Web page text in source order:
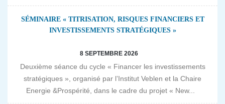
SÉMINAIRE « TITRISATION, RISQUES FINANCIERS ET
INVESTISSEMENTS STRATÉGIQUES »
8 SEPTEMBRE 2026
Deuxième séance du cycle « Financer les investissements
stratégiques », organisé par l’Institut Veblen et la Chaire
Energie &Prospérité, dans le cadre du projet « New...